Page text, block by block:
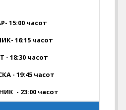
15:00 часот
16:15 часот
- 18:30 часот
- 19:45 часот
- 23:00 часот